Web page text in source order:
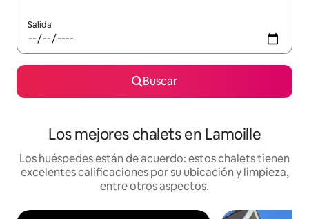
Salida
Buscar
Los mejores chalets en Lamoille
Los huéspedes están de acuerdo: estos chalets tienen
excelentes calificaciones por su ubicación y limpieza,
entre otros aspectos.